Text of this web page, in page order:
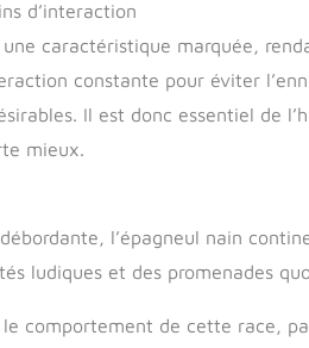
d’interaction
caractéristique marquée,
constante pour éviter
Il est donc essentiel de
mieux.
l’épagneul nain
ludiques et des promenades
le comportement de cette race,